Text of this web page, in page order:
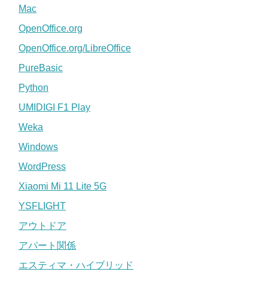
Mac
OpenOffice.org
OpenOffice.org/LibreOffice
PureBasic
Python
UMIDIGI F1 Play
Weka
Windows
WordPress
Xiaomi Mi 11 Lite 5G
YSFLIGHT
アウトドア
アパート関係
エスティマ・ハイブリッド